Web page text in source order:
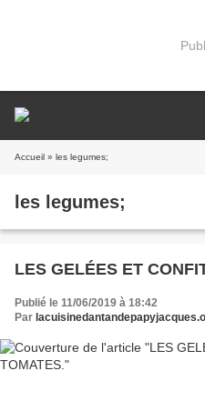
Accueil » les legumes;
les legumes;
LES GELÉES ET
Publié le 11/06/2019 à 18:42
Par